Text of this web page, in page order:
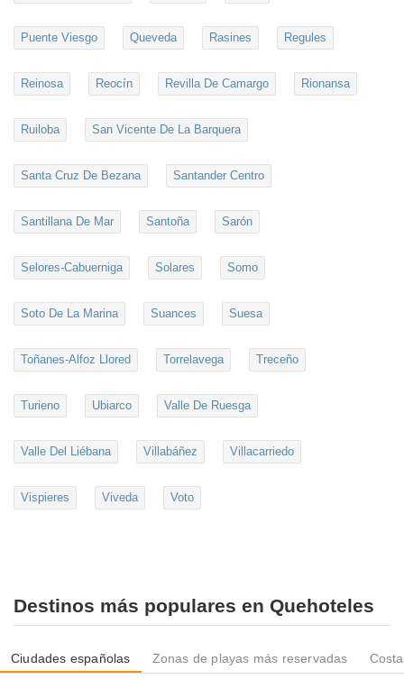
Puente Viesgo Queveda Rasines Regules
Reinosa Reocín Revilla De Camargo Rionansa
Ruiloba San Vicente De La Barquera
Santa Cruz De Bezana Santander Centro
Santillana De Mar Santoña Sarón
Selores-Cabuerniga Solares Somo
Soto De La Marina Suances Suesa
Toñanes-Alfoz Llored Torrelavega Treceño
Turieno Ubiarco Valle De Ruesga
Valle Del Liébana Villabáñez Villacarriedo
Vispieres Viveda Voto
Destinos más populares en Quehoteles
Ciudades españolas Zonas de playas más reservadas